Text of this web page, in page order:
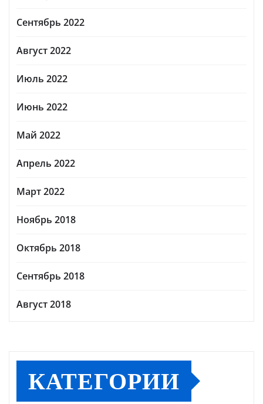
Сентябрь 2022
Август 2022
Июль 2022
Июнь 2022
Май 2022
Апрель 2022
Март 2022
Ноябрь 2018
Октябрь 2018
Сентябрь 2018
Август 2018
КАТЕГОРИИ